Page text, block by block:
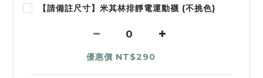
【請備註尺寸】米其林排靜電運動襪 (不挑色)
優惠價 NT$290